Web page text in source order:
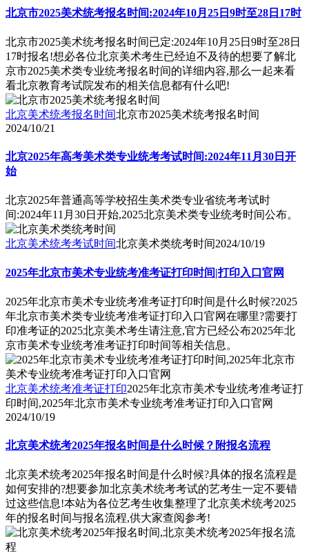
北京市2025美术统考报名时间:2024年10月25日9时至28日17时
北京市2025美术统考报名时间已定:2024年10月25日9时至28日
17时报名!想必各位北京美术考生已经迫不及待的想要了解北
京市2025美术类专业统考报名时间的详细内容,那么一起来看
看北京教育考试院发布的相关信息都有什么吧!
北京美术统考报名时间北京市2025美术统考报名时间
2024/10/21
北京2025年高考美术类专业统考考试时间:2024年11月30日开
始
北京2025年普通高等学校招生美术类专业省统考考试时
间:2024年11月30日开始,2025北京美术类专业统考时间公布。
北京美术统考考试时间北京美术类统考时间2024/10/19
2025年北京市美术专业统考准考证打印时间|打印入口官网
2025年北京市美术专业统考准考证打印时间是什么时候?2025
年北京市美术类专业统考准考证打印入口官网在哪里?需要打
印准考证的2025北京美术考生请注意,官方已经公布2025年北
京市美术专业统考准考证打印时间等相关信息。
北京美术统考准考证打印2025年北京市美术专业统考准考证打
印时间,2025年北京市美术专业统考准考证打印入口官网
2024/10/19
北京美术统考2025年报名时间是什么时候？附报名流程
北京美术统考2025年报名时间是什么时候?具体的报名流程是
如何安排的?想要参加北京美术统考考试的艺考生一定不要错
过这些信息!本站为各位艺考生收集整理了北京美术统考2025
年的报名时间与报名流程,供大家查阅参考!